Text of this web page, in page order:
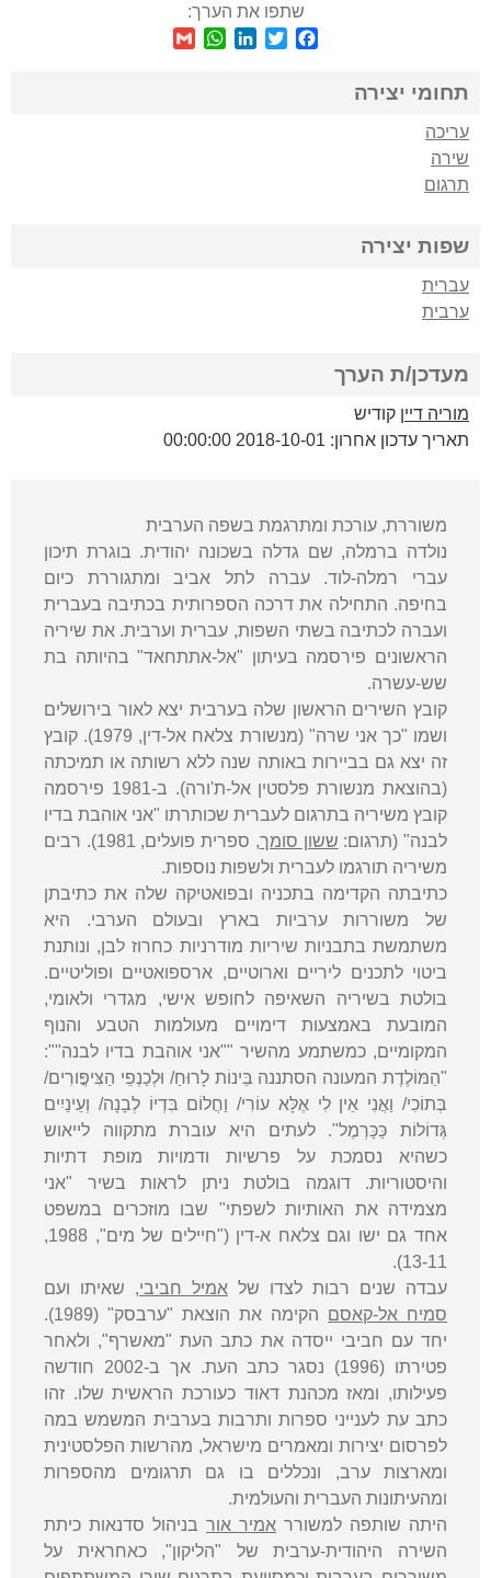
שתפו את הערך:
Facebook
Twitter
LinkedIn
WhatsApp
תחומי יצירה
עריכה
שירה
תרגום
שפות יצירה
עברית
ערבית
מעדכן/ת הערך
מוריה דיין קודיש
תאריך עדכון אחרון: 2018-10-01 00:00:00
משוררת, עורכת ומתרגמת בשפה הערבית
נולדה ברמלה, שם גדלה בשכונה יהודית. בוגרת תיכון
עברי רמלה-לוד. עברה לתל אביב ומתגוררת כיום
בחיפה. התחילה את דרכה הספרותית בכתיבה בעברית
ועברה לכתיבה בשתי השפות, עברית וערבית. את שיריה
הראשונים פירסמה בעיתון "אל-אתתחאד" בהיותה בת
שש-עשרה.
קובץ השירים הראשון שלה בערבית יצא לאור בירושלים
ושמו "כך אני שרה" (מנשורת צלאח אל-דין, 1979). קובץ
זה יצא גם בביירות באותה שנה ללא רשותה או תמיכתה
(בהוצאת מנשורת פלסטין אל-ת'ורה). ב-1981 פירסמה
קובץ משיריה בתרגום לעברית שכותרתו "אני אוהבת בדיו
לבנה" (תרגום: ששון סומך
, ספרית פועלים, 1981). רבים
משיריה תורגמו לעברית ולשפות נוספות.
כתיבתה הקדימה בתכניה ובפואטיקה שלה את כתיבתן
של משוררות ערביות בארץ ובעולם הערבי. היא
משתמשת בתבניות שיריות מודרניות כחרוז לבן, ונותנת
ביטוי לתכנים ליריים וארוטיים, ארספואטיים ופוליטיים.
בולטת בשיריה השאיפה לחופש אישי, מגדרי ולאומי,
המובעת באמצעות דימויים מעולמות הטבע והנוף
המקומיים, כמשתמע מהשיר ""אני אוהבת בדיו לבנה"":
"הַמּוֹלֶדֶת המעונה הסתננה בֵּינוֹת לָרוּחַ/ וּלְכַנְפֵי הַצִּיפֳּורִים/
בְּתוֹכִי/ וַאֲנִי אֵין לִי אֶלָּא עוֹרִי/ וַחֲלוֹם בִּדְיוֹ לְבָנָה/ וְעֵינַיִים
גְּדוֹלוֹת כַּכַּרְמֶל". לעתים היא עוברת מתקווה לייאוש
כשהיא נסמכת על פרשיות ודמויות מופת דתיות
והיסטוריות. דוגמה בולטת ניתן לראות בשיר "אני
מצמידה את האותיות לשפתי" שבו מוזכרים במשפט
אחד גם ישו וגם צלאח א-דין ("חיילים של מים", 1988,
13-11).
עבדה שנים רבות לצדו של אמיל חביבי, שאיתו ועם
סמיח אל-קאסם
הקימה את הוצאת "ערבסק" (1989).
יחד עם חביבי ייסדה את כתב העת "מאשרף", ולאחר
פטירתו (1996) נסגר כתב העת. אך ב-2002 חודשה
פעילותו, ומאז מכהנת דאוד כעורכת הראשית שלו. זהו
כתב עת לענייני ספרות ותרבות בערבית המשמש במה
לפרסום יצירות ומאמרים מישראל, מהרשות הפלסטינית
ומארצות ערב, ונכללים בו גם תרגומים מהספרות
ומהעיתונות העברית והעולמית.
היתה שותפה למשורר אמיר אור בניהול סדנאות כיתת
השירה היהודית-ערבית של "הליקון", כאחראית על